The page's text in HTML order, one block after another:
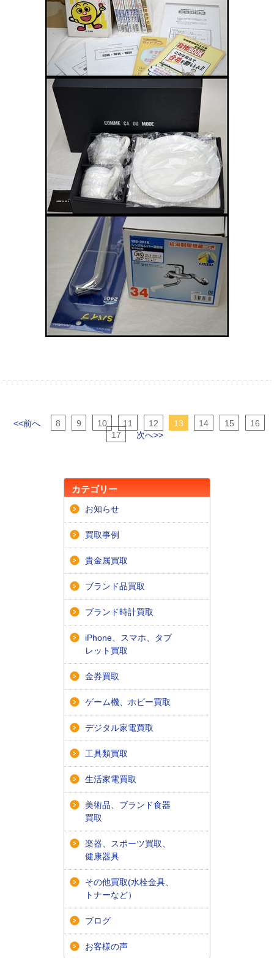
<<前へ 8 9 10 11 12 13 14 15
16
17
次へ>>
カテゴリー
お知らせ
買取事例
貴金属買取
ブランド品買取
ブランド時計買取
iPhone、スマホ、タブ
レット買取
金券買取
ゲーム機、ホビー買取
デジタル家電買取
工具類買取
生活家電買取
美術品、ブランド食器
買取
楽器、スポーツ買取、
健康器具
その他買取(水栓金具、
トナーなど）
ブログ
お客様の声